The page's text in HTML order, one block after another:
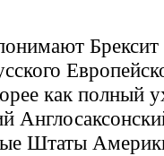
Брексит
как полный
Штаты